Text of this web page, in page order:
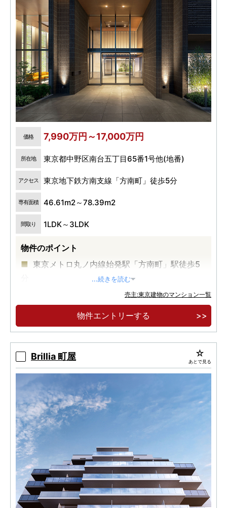
価格 7,990万円～17,000万円
所在地 東京都中野区南台五丁目65番1号他(地番)
アクセス 東京地下鉄方南支線「方南町」徒歩5分
専有面積 46.61m2～78.39m2
間取り 1LDK～3LDK
物件のポイント
東京メトロ丸ノ内線始発駅「方南町」駅徒歩5
新宿駅直通11分、東京駅直通32分のダイレクト
アクセス
サミットストア徒歩1分
...続きを読む
売主:東京建物のマンション一覧
物件エントリーする
Brillia 町屋 あとで見る